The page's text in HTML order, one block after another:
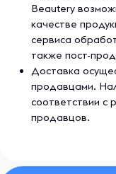
Beautery
качестве
сервиса
также пост-
Доставка
продавцами.
соответствии с
продавцов.